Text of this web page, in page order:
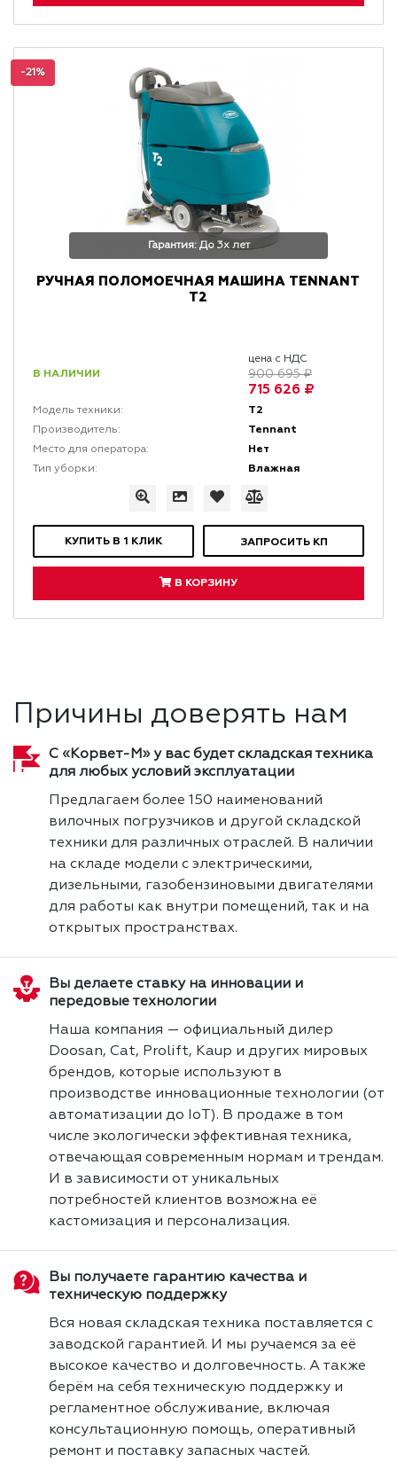
-21%
Гарантия: До 3х лет
РУЧНАЯ ПОЛОМОЕЧНАЯ МАШИНА TENNANT
T2
В НАЛИЧИИ
цена с НДС
900 695 ₽
715 626 ₽
Модель техники: T2
Производитель: Tennant
Место для оператора: Нет
Тип уборки: Влажная
КУПИТЬ В 1 КЛИК ЗАПРОСИТЬ КП
В КОРЗИНУ
Причины доверять нам
С «Корвет-М» у вас будет складская техника
для любых условий эксплуатации
Предлагаем более 150 наименований
вилочных погрузчиков и другой складской
техники для различных отраслей. В наличии
на складе модели с электрическими,
дизельными, газобензиновыми двигателями
для работы как внутри помещений, так и на
открытых пространствах.
Вы делаете ставку на инновации и
передовые технологии
Наша компания — официальный дилер
Doosan, Cat, Prolift, Kaup и других мировых
брендов, которые используют в
производстве инновационные технологии (от
автоматизации до IoT). В продаже в том
числе экологически эффективная техника,
отвечающая современным нормам и трендам.
И в зависимости от уникальных
потребностей клиентов возможна её
кастомизация и персонализация.
Вы получаете гарантию качества и
техническую поддержку
Вся новая складская техника поставляется с
заводской гарантией. И мы ручаемся за её
высокое качество и долговечность. А также
берём на себя техническую поддержку и
регламентное обслуживание, включая
консультационную помощь, оперативный
ремонт и поставку запасных частей.